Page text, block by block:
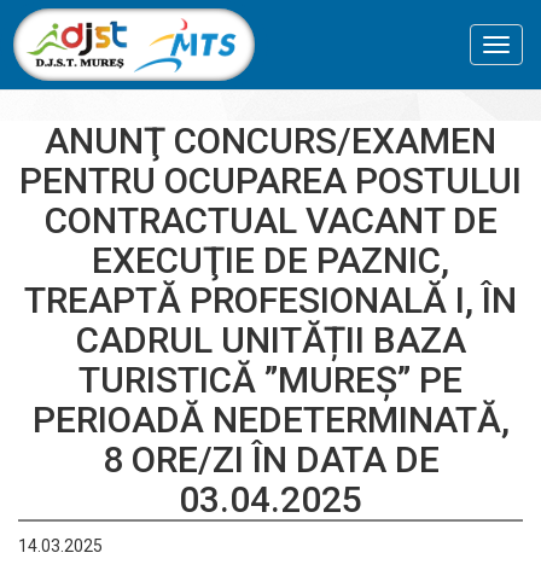
ANUNŢ CONCURS/EXAMEN
PENTRU OCUPAREA POSTULUI
CONTRACTUAL VACANT DE
EXECUŢIE DE PAZNIC,
TREAPTĂ PROFESIONALĂ I, ÎN
CADRUL UNITĂȚII BAZA
TURISTICĂ ”MUREȘ” PE
PERIOADĂ NEDETERMINATĂ,
8 ORE/ZI ÎN DATA DE
03.04.2025
14.03.2025